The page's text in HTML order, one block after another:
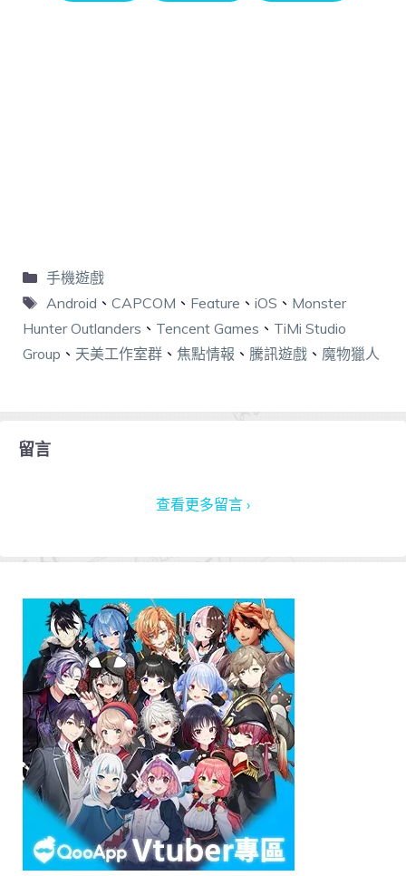
手機遊戲
Android 、 CAPCOM 、 Feature 、 iOS 、 Monster
Hunter Outlanders 、 Tencent Games 、 TiMi Studio
Group 、 天美工作室群 、 焦點情報 、 騰訊遊戲 、 魔物獵人
留言
查看更多留言 ›